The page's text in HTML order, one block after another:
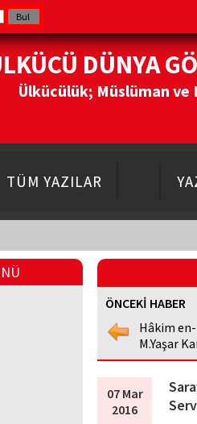
DÜNYA
Ülkücülük; Müslüman ve
TÜM YAZILAR
ÖNCEKİ HABER
Hâkim
M.Yaşar
07 Mar
2016